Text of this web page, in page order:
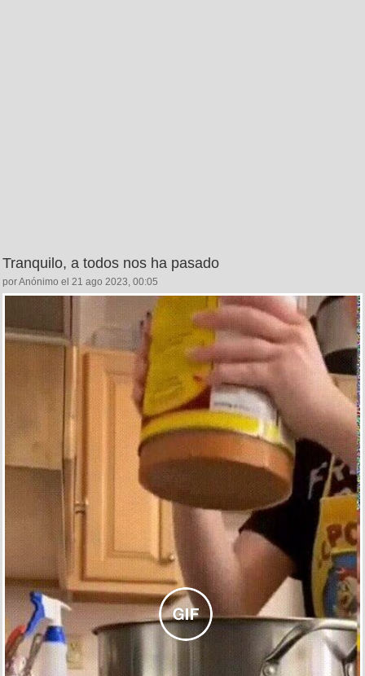
Tranquilo, a todos nos ha pasado
por Anónimo el 21 ago 2023, 00:05